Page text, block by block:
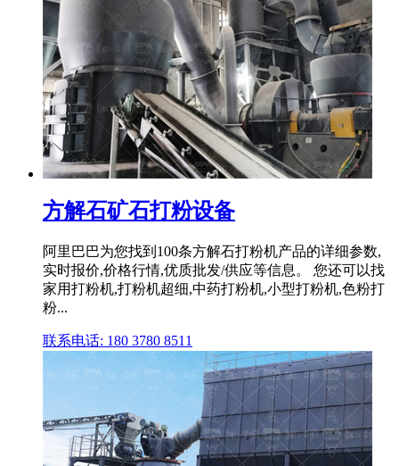
方解石矿石打粉设备
阿里巴巴为您找到100条方解石打粉机产品的详细参数,
实时报价,价格行情,优质批发/供应等信息。 您还可以找
家用打粉机,打粉机超细,中药打粉机,小型打粉机,色粉打
粉...
联系电话: 180 3780 8511